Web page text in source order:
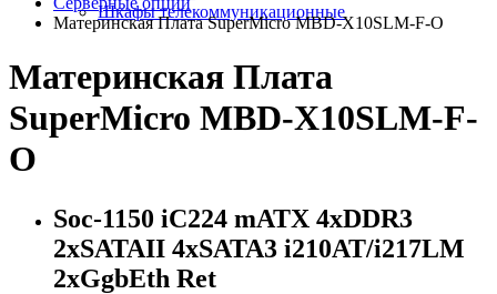
Шкафы телекоммуникационные
Материнская Плата SuperMicro MBD-X10SLM-F-O
Материнская Плата
SuperMicro MBD-X10SLM-F-
O
Soc-1150 iC224 mATX 4xDDR3
2xSATAII 4xSATA3 i210AT/i217LM
2хGgbEth Ret